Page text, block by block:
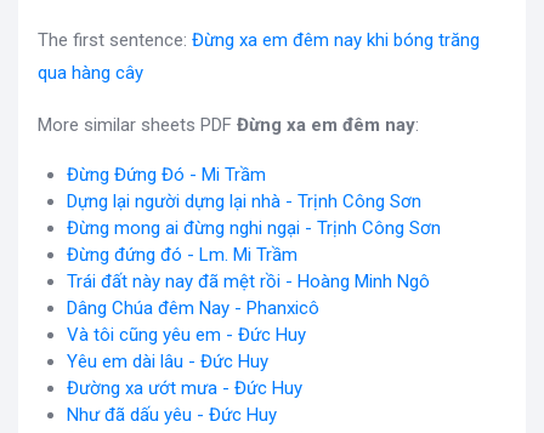
The first sentence: Đừng xa em đêm nay khi bóng trăng
qua hàng cây
More similar sheets PDF Đừng xa em đêm nay:
Đừng Đứng Đó - Mi Trầm
Dựng lại người dựng lại nhà - Trịnh Công Sơn
Đừng mong ai đừng nghi ngại - Trịnh Công Sơn
Đừng đứng đó - Lm. Mi Trầm
Trái đất này nay đã mệt rồi - Hoàng Minh Ngô
Dâng Chúa đêm Nay - Phanxicô
Và tôi cũng yêu em - Đức Huy
Yêu em dài lâu - Đức Huy
Đường xa ướt mưa - Đức Huy
Như đã dấu yêu - Đức Huy